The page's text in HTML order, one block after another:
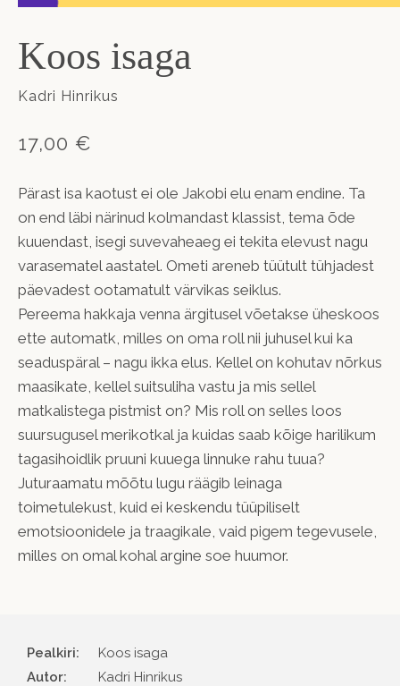
Koos isaga
Kadri Hinrikus
17,00 €
Pärast isa kaotust ei ole Jakobi elu enam endine. Ta
on end läbi närinud kolmandast klassist, tema õde
kuuendast, isegi suvevaheaeg ei tekita elevust nagu
varasematel aastatel. Ometi areneb tüütult tühjadest
päevadest ootamatult värvikas seiklus.
Pereema hakkaja venna ärgitusel võetakse üheskoos
ette automatk, milles on oma roll nii juhusel kui ka
seaduspäral – nagu ikka elus. Kellel on kohutav nõrkus
maasikate, kellel suitsuliha vastu ja mis sellel
matkalistega pistmist on? Mis roll on selles loos
suursugusel merikotkal ja kuidas saab kõige harilikum
tagasihoidlik pruuni kuuega linnuke rahu tuua?
Juturaamatu mõõtu lugu räägib leinaga
toimetulekust, kuid ei keskendu tüüpiliselt
emotsioonidele ja traagikale, vaid pigem tegevusele,
milles on omal kohal argine soe huumor.
Pealkiri:
Koos isaga
Autor
Kadri Hinrikus